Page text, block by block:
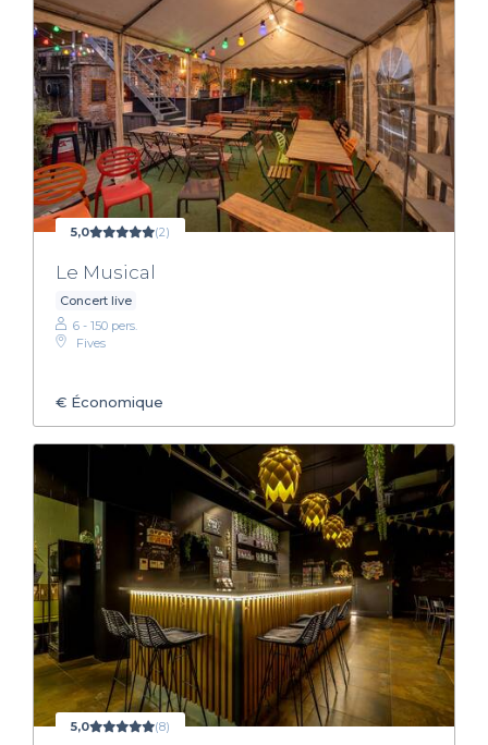
5,0 (2)
Le Musical
Concert live
6 - 150 pers.
Fives
€ Économique
5,0 (8)